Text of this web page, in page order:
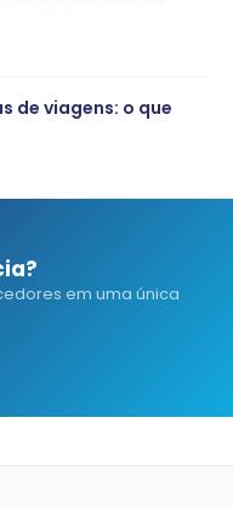
de viagens: o que
em uma única